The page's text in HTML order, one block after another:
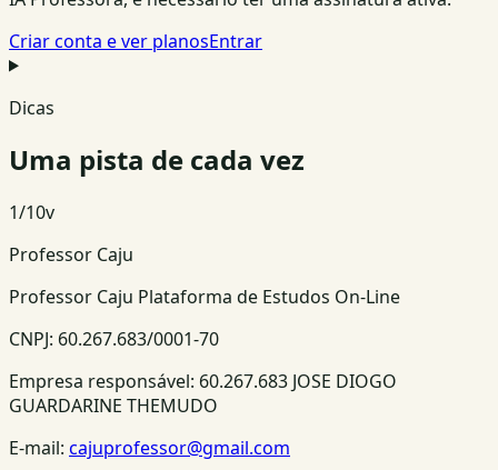
Criar conta e ver planosEntrar
Dicas
Uma pista de cada vez
1/10v
Professor Caju
Professor Caju Plataforma de Estudos On-Line
CNPJ: 60.267.683/0001-70
Empresa responsável: 60.267.683 JOSE DIOGO
GUARDARINE THEMUDO
E-mail: cajuprofessor@gmail.com